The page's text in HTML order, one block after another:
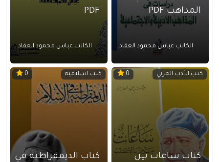
المذاهب PDF
الكاتب عباس محمود العقاد
PDF
الكاتب عباس محمود العقاد
كتب الأدب العربي 0
كتاب ساعات بين
كتب اسلامية 0
كتاب الديمقراطية في